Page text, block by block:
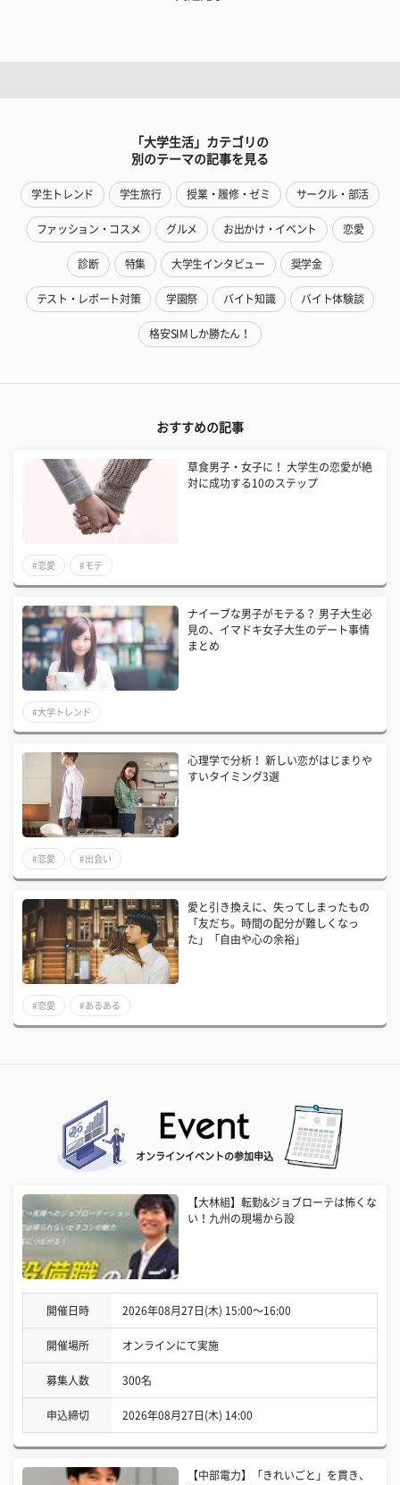
「大学生活」カテゴリの
別のテーマの記事を見る
学生トレンド 学生旅行 授業・履修・ゼミ サークル・部活
ファッション・コスメ グルメ お出かけ・イベント 恋愛
診断 特集 大学生インタビュー 奨学金
テスト・レポート対策 学園祭 バイト知識 バイト体験談
格安SIMしか勝たん！
おすすめの記事
草食男子・女子に！ 大学生の恋愛が絶
対に成功する10のステップ
#恋愛 #モテ
ナイーブな男子がモテる？ 男子大生必
見の、イマドキ女子大生のデート事情
まとめ
#大学トレンド
心理学で分析！ 新しい恋がはじまりや
すいタイミング3選
#恋愛 #出会い
愛と引き換えに、失ってしまったもの
「友だち。時間の配分が難しくなっ
た」「自由や心の余裕」
#恋愛 #あるある
オンラインイベントの参加申込
【大林組】転勤&ジョブローテは怖くな
い！九州の現場から設
開催日時 2026年08月27日(木) 15:00〜16:00
開催場所 オンラインにて実施
募集人数 300名
申込締切 2026年08月27日(木) 14:00
【中部電力】「きれいごと」を貫き、